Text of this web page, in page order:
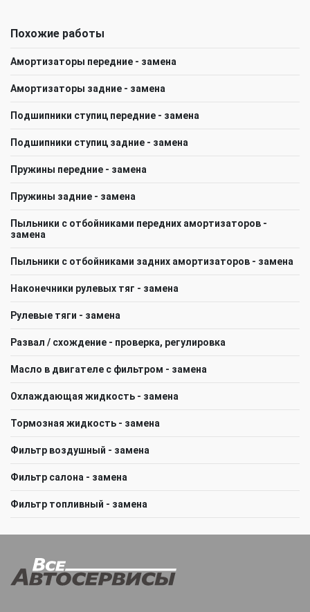
Похожие работы
Амортизаторы передние - замена
Амортизаторы задние - замена
Подшипники ступиц передние - замена
Подшипники ступиц задние - замена
Пружины передние - замена
Пружины задние - замена
Пыльники с отбойниками передних амортизаторов -
замена
Пыльники с отбойниками задних амортизаторов - замена
Наконечники рулевых тяг - замена
Рулевые тяги - замена
Развал / схождение - проверка, регулировка
Масло в двигателе с фильтром - замена
Охлаждающая жидкость - замена
Тормозная жидкость - замена
Фильтр воздушный - замена
Фильтр салона - замена
Фильтр топливный - замена